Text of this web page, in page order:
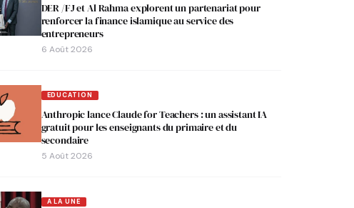
DER /FJ et Al Rahma explorent un partenariat pour
renforcer la finance islamique au service des
entrepreneurs
6 Août 2026
EDUCATION
Anthropic lance Claude for Teachers : un assistant IA
gratuit pour les enseignants du primaire et du
secondaire
5 Août 2026
A LA UNE